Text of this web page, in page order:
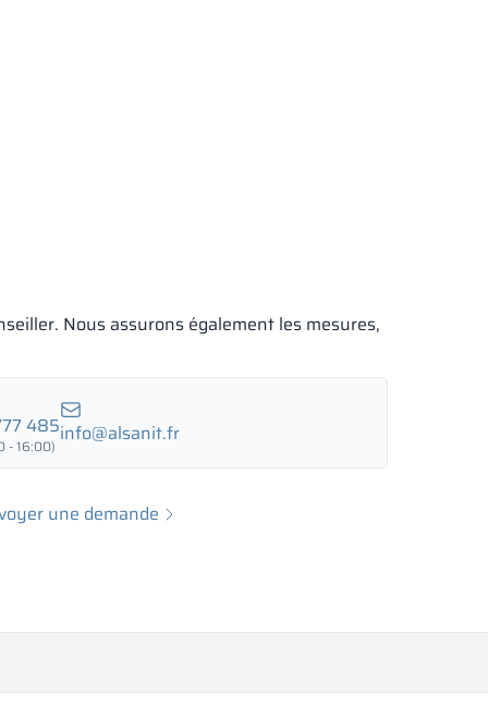
Nous assurons également les mesures,
485
- 16:00) info@alsanit.fr
une demande